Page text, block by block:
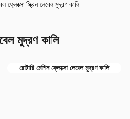
ফ্লেক্সো স্ক্রিন লেবেল মুদ্রণ কালি
মুদ্রণ কালি
রোটারি মেশিন ফ্লেক্সো লেবেল মুদ্রণ কালি